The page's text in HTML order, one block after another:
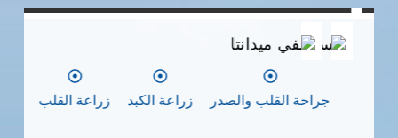
مستشفي ميدانتا
جراحة القلب والصدر زراعة الكبد زراعة القلب